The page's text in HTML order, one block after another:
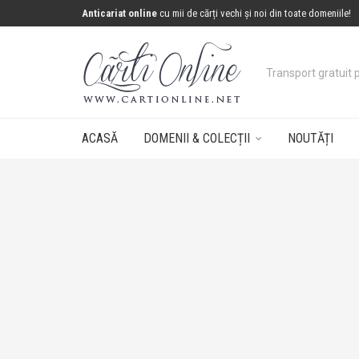
Anticariat online cu mii de cărți vechi și noi din toate domeniile!
Concurs: câștigă
ACASĂ DOMENII & COLECȚII NOUTĂȚI